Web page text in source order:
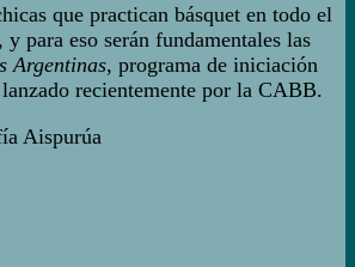
que practican básquet en todo el
y para eso serán fundamentales las
Argentinas, programa de iniciación
recientemente por la CABB.
Aispurúa